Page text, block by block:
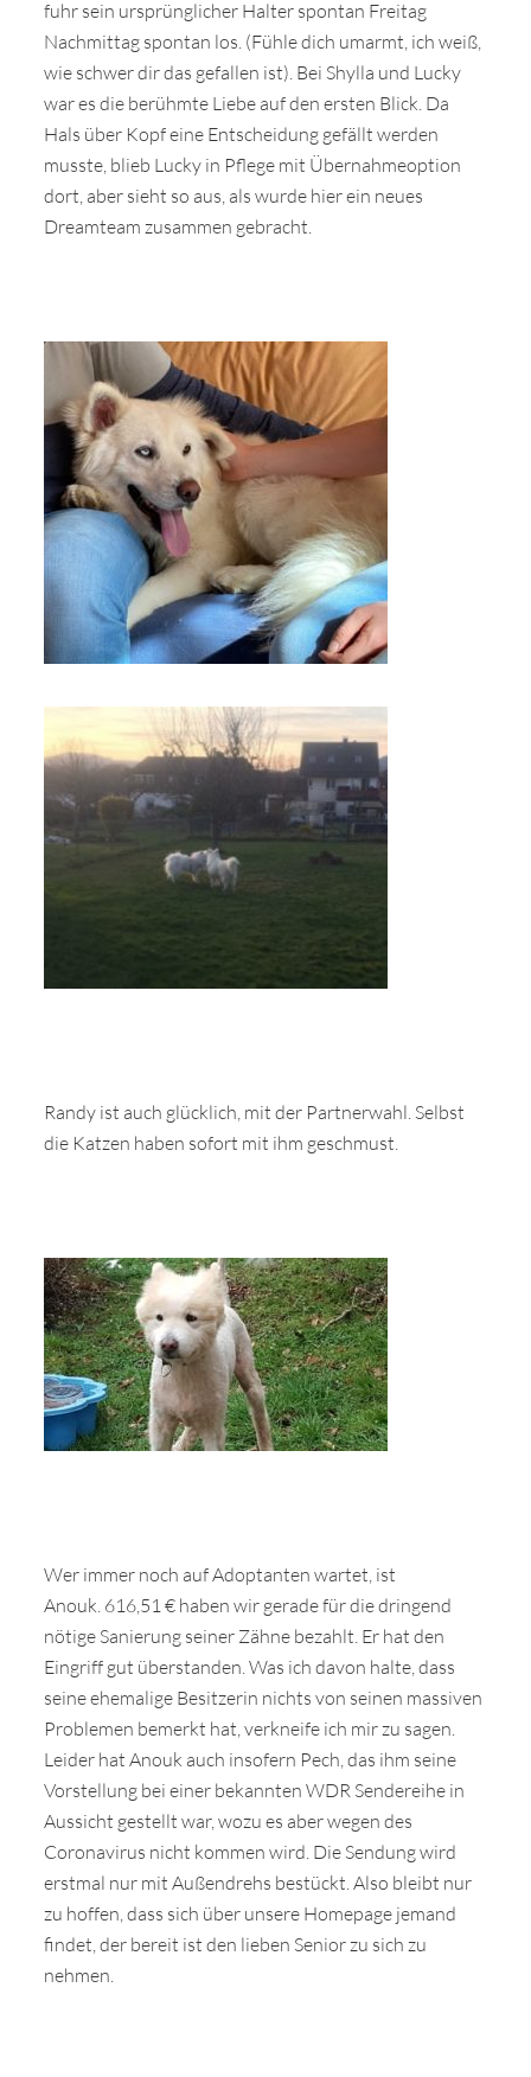
fuhr sein ursprünglicher Halter spontan Freitag
Nachmittag spontan los. (Fühle dich umarmt, ich weiß,
wie schwer dir das gefallen ist). Bei Shylla und Lucky
war es die berühmte Liebe auf den ersten Blick. Da
Hals über Kopf eine Entscheidung gefällt werden
musste, blieb Lucky in Pflege mit Übernahmeoption
dort, aber sieht so aus, als wurde hier ein neues
Dreamteam zusammen gebracht.
Randy ist auch glücklich, mit der Partnerwahl. Selbst
die Katzen haben sofort mit ihm geschmust.
Wer immer noch auf Adoptanten wartet, ist
Anouk. 616,51 € haben wir gerade für die dringend
nötige Sanierung seiner Zähne bezahlt. Er hat den
Eingriff gut überstanden. Was ich davon halte, dass
seine ehemalige Besitzerin nichts von seinen massiven
Problemen bemerkt hat, verkneife ich mir zu sagen.
Leider hat Anouk auch insofern Pech, das ihm seine
Vorstellung bei einer bekannten WDR Sendereihe in
Aussicht gestellt war, wozu es aber wegen des
Coronavirus nicht kommen wird. Die Sendung wird
erstmal nur mit Außendrehs bestückt. Also bleibt nur
zu hoffen, dass sich über unsere Homepage jemand
findet, der bereit ist den lieben Senior zu sich zu
nehmen.